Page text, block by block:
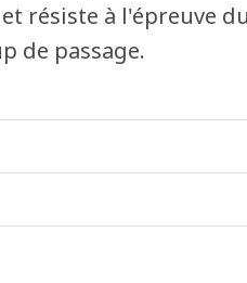
résiste à l'épreuve du
de passage.